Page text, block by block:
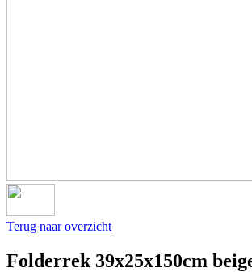
Terug naar overzicht
Folderrek 39x25x150cm